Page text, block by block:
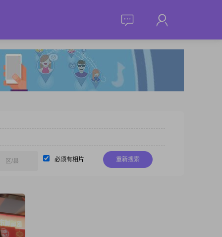
区/县 必须有相片 重新搜索